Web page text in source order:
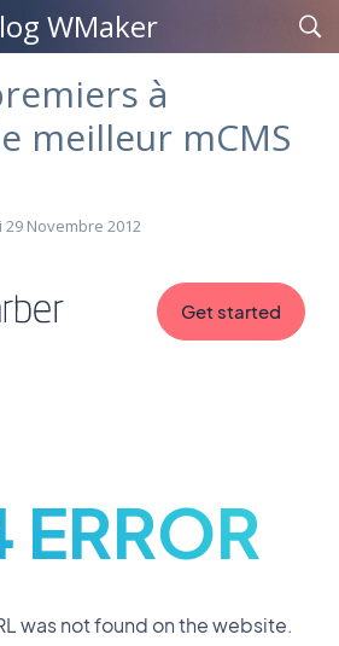
WMaker
à
meilleur mCMS
29 Novembre 2012